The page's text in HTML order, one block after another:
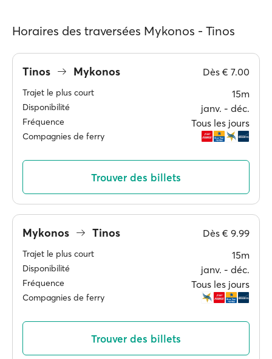
Horaires des traversées Mykonos - Tinos
Tinos Mykonos Dès € 7.00
Trajet le plus court 15m
Disponibilité janv. ‐ déc.
Fréquence Tous les jours
Compagnies de ferry
Trouver des billets
Mykonos Tinos Dès € 9.99
Trajet le plus court 15m
Disponibilité janv. ‐ déc.
Fréquence Tous les jours
Compagnies de ferry
Trouver des billets